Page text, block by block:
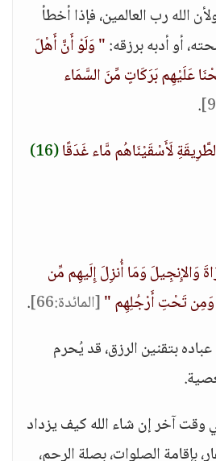
الله رب العالمين، فإذا أخطأ
أو أدبه برزقه:" وَلَوْ أَنَّ أَهْلَ
عَلَيْهِم بَرَكَاتٍ مِّنَ السَّمَاء
.
لَأَسْقَيْنَاهُم مَّاء غَدَقًا(16)
وَالإِنجِيلَ وَمَا أُنزِلَ إِلَيهِم مِّن
وَمِن تَحْتِ أَرْجُلِهِم "[المائدة:66]
.
بتقنين الرزق، قد يُحرم
آخر إن شاء الله كيف يزداد
بإقامة الصلوات، بصلة الرحم،